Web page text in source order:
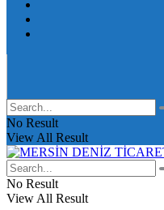
No Result
View All Result
No Result
View All Result